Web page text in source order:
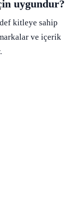
uygundur?
kitleye sahip
ve içerik